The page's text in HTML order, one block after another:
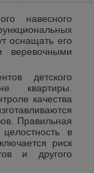
навесного
оснащать его
веревочными
детского
квартиры.
качества
Правильная
в
риск
и другого